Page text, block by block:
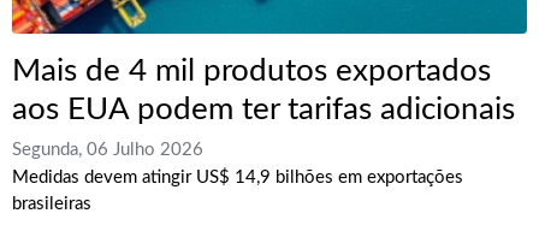
Mais de 4 mil produtos exportados
aos EUA podem ter tarifas adicionais
Segunda, 06 Julho 2026
Medidas devem atingir US$ 14,9 bilhões em exportações
brasileiras